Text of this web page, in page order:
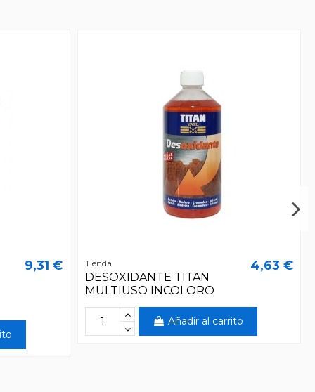
9,31 € Tienda
DESOXIDANTE TITAN
MULTIUSO INCOLORO
4,63 €
Añadir al carrito